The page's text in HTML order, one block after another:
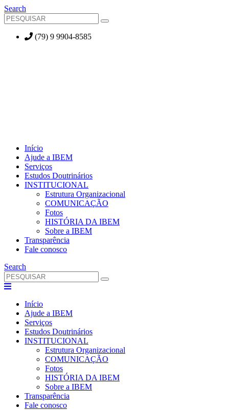
Search
(79) 9 9904-8585
Início
Ajude a IBEM
Serviços
Estudos Doutrinários
INSTITUCIONAL
Estrutura Organizacional
COMUNICAÇÃO
Fotos
HISTÓRIA DA IBEM
Sobre a IBEM
Transparência
Fale conosco
Search
Início
Ajude a IBEM
Serviços
Estudos Doutrinários
INSTITUCIONAL
Estrutura Organizacional
COMUNICAÇÃO
Fotos
HISTÓRIA DA IBEM
Sobre a IBEM
Transparência
Fale conosco